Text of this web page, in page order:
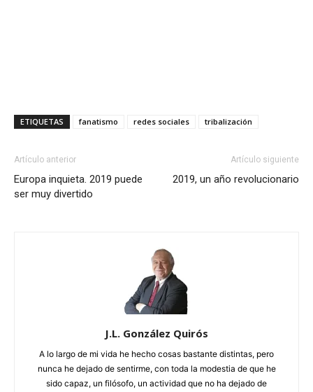
ETIQUETAS fanatismo redes sociales tribalización
Artículo anterior
Europa inquieta. 2019 puede
ser muy divertido
Artículo siguiente
2019, un año revolucionario
J.L. González Quirós
A lo largo de mi vida he hecho cosas bastante distintas, pero
nunca he dejado de sentirme, con toda la modestia de que he
sido capaz, un filósofo, un actividad que no ha dejado de